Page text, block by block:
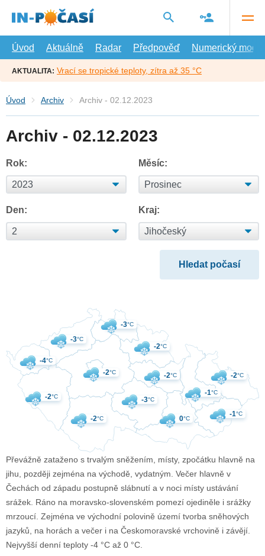
hlavní
Úvod
Aktuálně Radar Předpověď Numerický model
AKTUALITA: Vrací se tropické teploty, zítra až 35 °C
Úvod Archiv Archiv - 02.12.2023
Archiv - 02.12.2023
Rok: Měsíc:
Den: Kraj:
-2°C 0°C
-4°C
-2°C
-3°C
-2°C
-1°C
-2°C
-2°C
-2°C
-3°C
-3°C
-1°C
Převážně zataženo s trvalým sněžením, místy, zpočátku hlavně na
jihu, později zejména na východě, vydatným. Večer hlavně v
Čechách od západu postupně slábnutí a v noci místy ustávání
srážek. Ráno na moravsko-slovenském pomezí ojediněle i srážky
mrzoucí. Zejména ve východní polovině území tvorba sněhových
jazyků, na horách a večer i na Českomoravské vrchovině i závějí.
Nejvyšší denní teploty -4 °C až 0 °C.